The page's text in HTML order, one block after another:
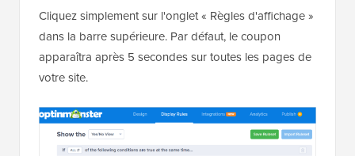
Cliquez simplement sur l'onglet « Règles d'affichage »
dans la barre supérieure. Par défaut, le coupon
apparaîtra après 5 secondes sur toutes les pages de
votre site.